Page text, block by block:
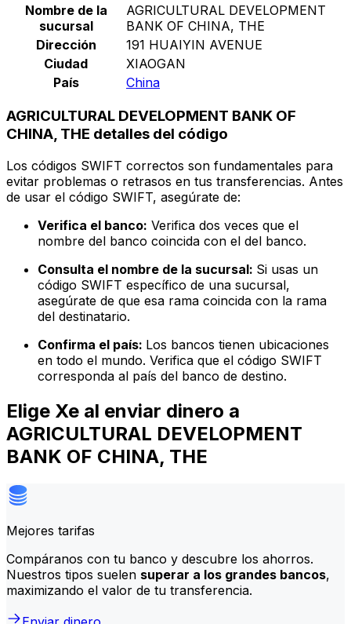
Nombre de la
sucursal
AGRICULTURAL DEVELOPMENT
BANK OF CHINA, THE
Dirección
191 HUAIYIN AVENUE
Ciudad
XIAOGAN
País
China
AGRICULTURAL DEVELOPMENT BANK OF
CHINA, THE detalles del código
Los códigos SWIFT correctos son fundamentales para
evitar problemas o retrasos en tus transferencias. Antes
de usar el código SWIFT, asegúrate de:
Verifica el banco: Verifica dos veces que el
nombre del banco coincida con el del banco.
Consulta el nombre de la sucursal: Si usas un
código SWIFT específico de una sucursal,
asegúrate de que esa rama coincida con la rama
del destinatario.
Confirma el país: Los bancos tienen ubicaciones
en todo el mundo. Verifica que el código SWIFT
corresponda al país del banco de destino.
Elige Xe al enviar dinero a
AGRICULTURAL DEVELOPMENT
BANK OF CHINA, THE
Mejores tarifas
Compáranos con tu banco y descubre los ahorros.
Nuestros tipos suelen superar a los grandes bancos,
maximizando el valor de tu transferencia.